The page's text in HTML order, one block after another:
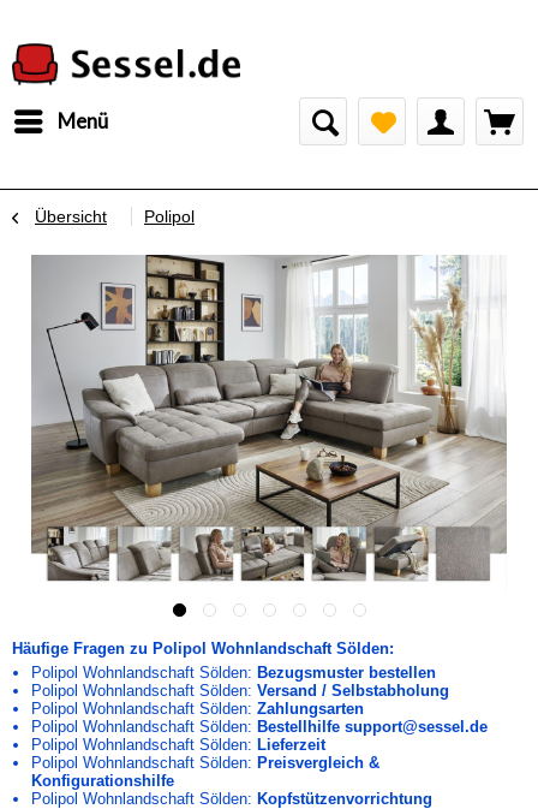
Menü
Übersicht Polipol
Häufige Fragen zu Polipol Wohnlandschaft Sölden:
Polipol Wohnlandschaft Sölden: Bezugsmuster bestellen
Polipol Wohnlandschaft Sölden: Versand / Selbstabholung
Polipol Wohnlandschaft Sölden: Zahlungsarten
Polipol Wohnlandschaft Sölden: Bestellhilfe support@sessel.de
Polipol Wohnlandschaft Sölden: Lieferzeit
Polipol Wohnlandschaft Sölden: Preisvergleich &
Konfigurationshilfe
Polipol Wohnlandschaft Sölden: Kopfstützenvorrichtung